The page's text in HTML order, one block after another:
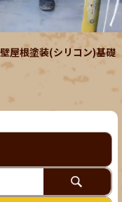
屋根塗装(シリコン)基礎